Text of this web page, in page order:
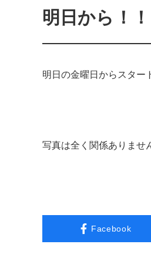
明日から！！
明日の金曜日からスター
写真は全く関係ありませ
Facebook